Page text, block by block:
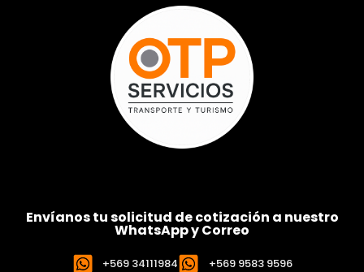
Envíanos tu solicitud de cotización a nuestro
WhatsApp y Correo
+569 34111984 +569 9583 9596